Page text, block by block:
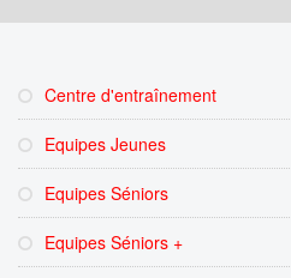
Centre d'entraînement
Equipes Jeunes
Equipes Séniors
Equipes Séniors +